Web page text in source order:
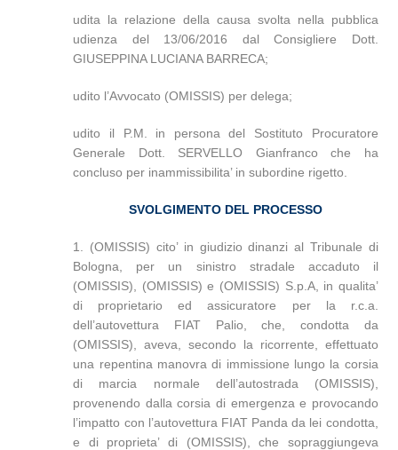
udita la relazione della causa svolta nella pubblica
udienza del 13/06/2016 dal Consigliere Dott.
GIUSEPPINA LUCIANA BARRECA;
udito l’Avvocato (OMISSIS) per delega;
udito il P.M. in persona del Sostituto Procuratore
Generale Dott. SERVELLO Gianfranco che ha
concluso per inammissibilita’ in subordine rigetto.
SVOLGIMENTO DEL PROCESSO
1. (OMISSIS) cito’ in giudizio dinanzi al Tribunale di
Bologna, per un sinistro stradale accaduto il
(OMISSIS), (OMISSIS) e (OMISSIS) S.p.A, in qualita’
di proprietario ed assicuratore per la r.c.a.
dell’autovettura FIAT Palio, che, condotta da
(OMISSIS), aveva, secondo la ricorrente, effettuato
una repentina manovra di immissione lungo la corsia
di marcia normale dell’autostrada (OMISSIS),
provenendo dalla corsia di emergenza e provocando
l’impatto con l’autovettura FIAT Panda da lei condotta,
e di proprieta’ di (OMISSIS), che sopraggiungeva